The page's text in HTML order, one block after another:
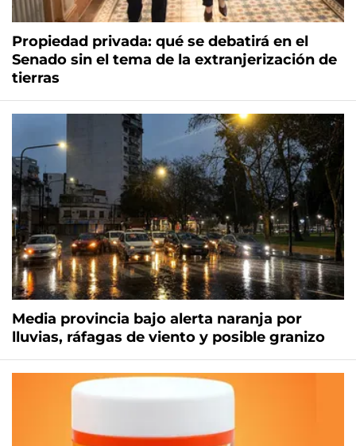
Propiedad privada: qué se debatirá en el
Senado sin el tema de la extranjerización de
tierras
Media provincia bajo alerta naranja por
lluvias, ráfagas de viento y posible granizo